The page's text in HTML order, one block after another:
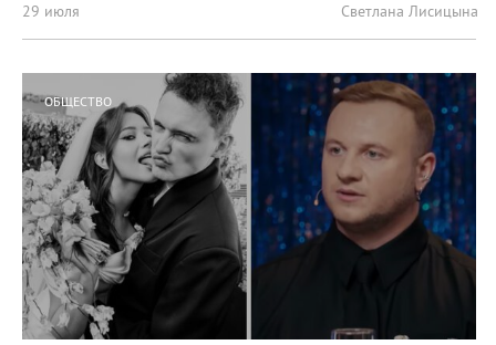
29 июля Светлана Лисицына
ОБЩЕСТВО